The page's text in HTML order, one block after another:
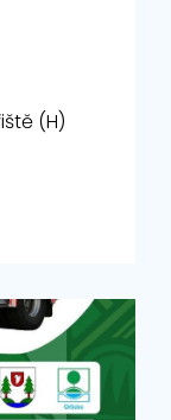
(H)